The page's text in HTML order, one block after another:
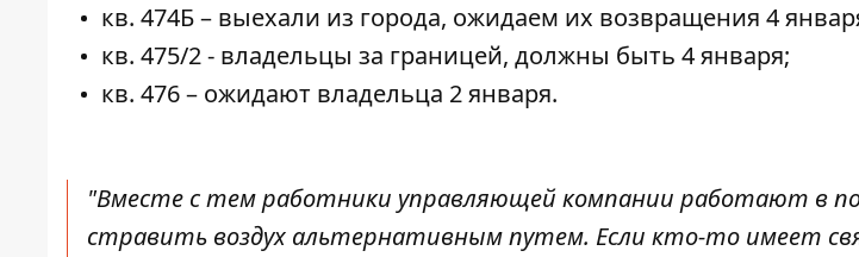
кв. 474Б– выехали из города, ожидаем их возвращения 4
кв. 475/2- владельцы за границей, должны быть 4 января;
кв. 476 – ожидают владельца 2 января.
"Вместе с тем работники управляющей компании работают в
стравить воздух альтернативным путем. Если кто-то имеет